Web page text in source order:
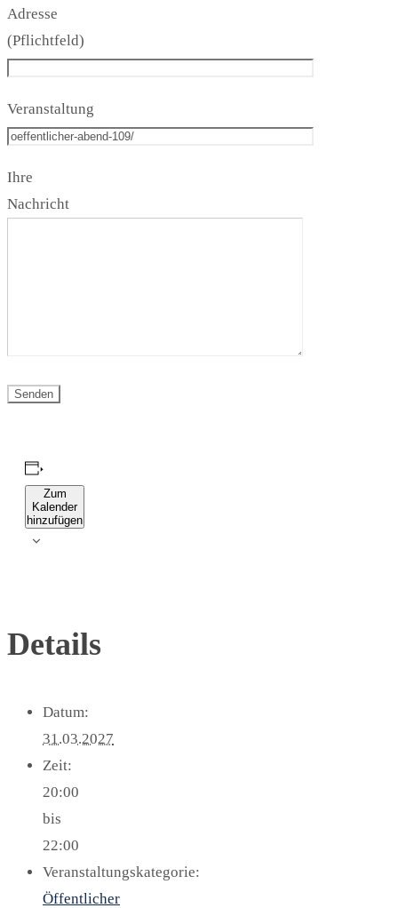
Adresse
(Pflichtfeld)
Veranstaltung
Ihre
Nachricht
Zum
Kalender
hinzufügen
Details
Datum:
31.03.2027
Zeit:
20:00
bis
22:00
Veranstaltungskategorie:
Öffentlicher